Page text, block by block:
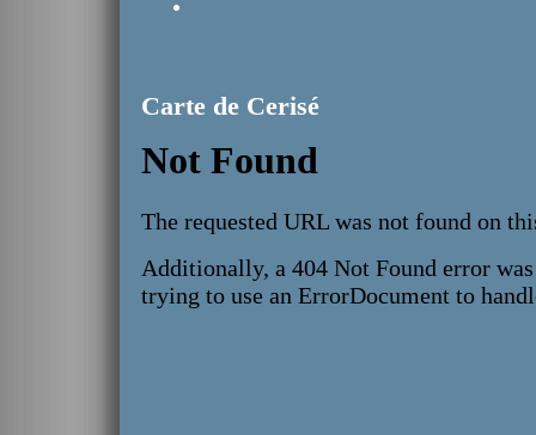
Carte de Cerisé